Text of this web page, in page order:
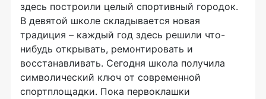
здесь построили целый спортивный городок.
В девятой школе складывается новая
традиция – каждый год здесь решили что-
нибудь открывать, ремонтировать и
восстанавливать. Сегодня школа получила
символический ключ от современной
спортплощадки. Пока первоклашки